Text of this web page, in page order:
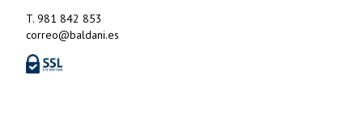
T. 981 842 853
correo@baldani.es